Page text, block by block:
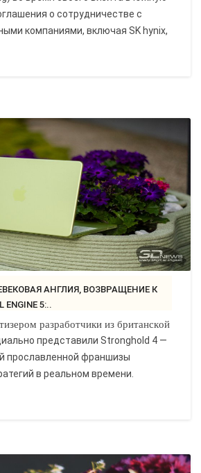
о сотрудничестве с
компаниями, включая SK hynix,
5:..
разработчики из британской
представили Stronghold 4 —
прославленной франшизы
в реальном времени.